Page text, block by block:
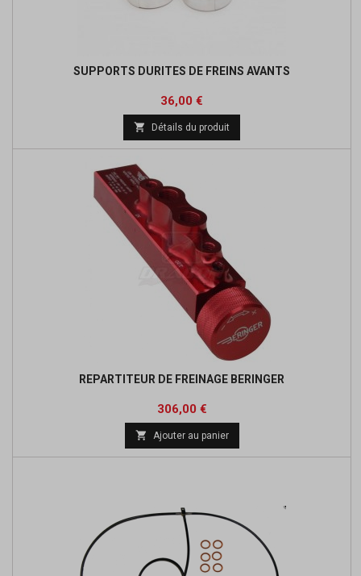
SUPPORTS DURITES DE FREINS AVANTS
Prix
36,00 €
base
 Détails du produit
REPARTITEUR DE FREINAGE BERINGER
Prix
306,00 €Prix
de
base
 Ajouter au panier